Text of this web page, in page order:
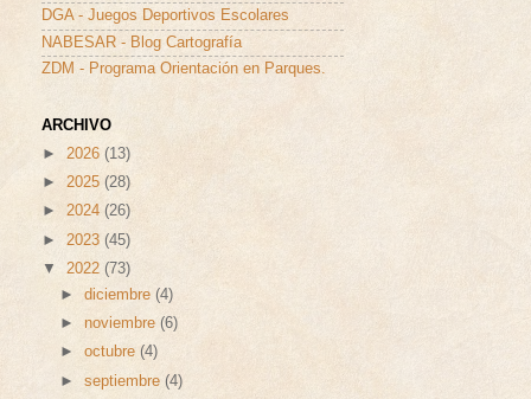
DGA - Juegos Deportivos Escolares
NABESAR - Blog Cartografía
ZDM - Programa Orientación en Parques.
ARCHIVO
► 2026 (13)
► 2025 (28)
► 2024 (26)
► 2023 (45)
▼ 2022 (73)
►diciembre(4)
►noviembre(6)
►octubre (4)
►septiembre(4)